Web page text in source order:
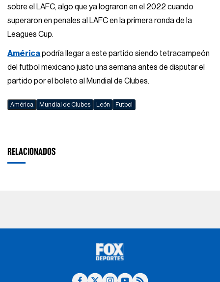
sobre el LAFC, algo que ya lograron en el 2022 cuando
superaron en penales al LAFC en la primera ronda de la
Leagues Cup.
Américapodría llegar a este partido siendo tetracampeón
del futbol mexicano justo una semana antes de disputar el
partido por el boleto al Mundial de Clubes.
América Mundial de Clubes León Futbol
RELACIONADOS